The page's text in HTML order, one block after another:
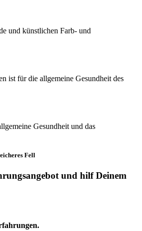
und künstlichen Farb- und
ist für die allgemeine Gesundheit des
Gesundheit und das
Fell
und hilf Deinem